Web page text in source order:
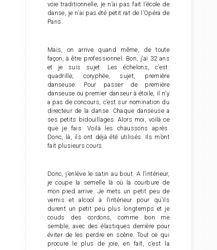
voie traditionnelle, je n’ai pas fait l’école de
danse, je n’ai pas été petit rat de l’Opéra de
Paris.
Mais, on arrive quand même, de toute
façon, à être professionnel. Bon, j’ai 32 ans
et je suis sujet. Les échelons, c’est:
quadrille, coryphée, sujet, première
danseuse. Pour passer de première
danseuse ou premier danseur à étoile, il n’y
a pas de concours, c’est sur nomination du
directeur de la danse. Chaque danseuse a
ses petits bidouillages. Alors moi, voilà ce
que je fais. Voilà les chaussons après.
Donc, là, ils ont déjà été utilisés. Ils m’ont
fait plusieurs cours.
Donc, j’enlève le satin au bout. A l’intérieur,
je coupe la semelle là où la courbure de
mon pied arrive. Je mets un petit peu de
vernis et alcool à l’intérieur pour qu’ils
durent un petit peu plus longtemps et je
couds des cordons, comme bon me
semble, avec des élastiques derrière pour
éviter de les perdre en scène. Tout ce qui
procure le plus de joie, en fait, c’est la